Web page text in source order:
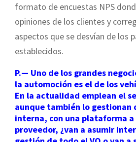
formato de encuestas NPS
opiniones de los clientes y
aspectos que se desvían de los
establecidos.
P.— Uno de los grandes
la automoción es el de los
En la actualidad emplean el
aunque también lo gestionan
interna, con una plataforma a
proveedor, ¿van a asumir